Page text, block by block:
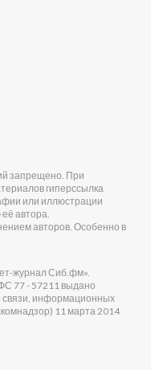
запрещено. При
гиперссылка
или иллюстрации
автора.
авторов. Особенно в
журнал Сиб.фм».
77 - 57211 выдано
связи, информационных
11 марта 2014